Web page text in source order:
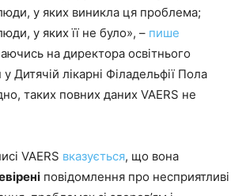
у яких виникла ця проблема;
у яких її не було», – пише
на директора освітнього
Дитячій лікарні Філадельфії Пола
таких повних даних VAERS не
VAERS вказується, що вона
повідомлення про несприятливі